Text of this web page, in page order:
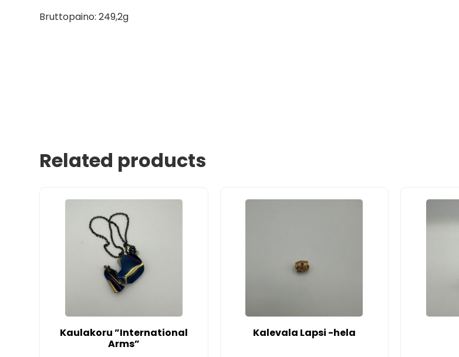
Bruttopaino: 249,2g
Related products
Kaulakoru ”International
Arms”
Kalevala Lapsi -hela